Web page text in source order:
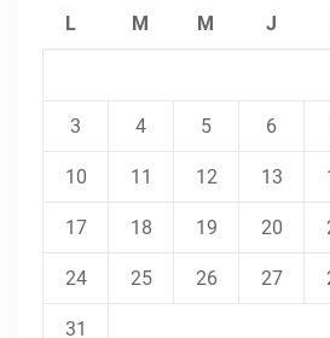
L M M J
3 4 5 6
10 11 12 13
17 18 19 20
24 25 26 27
31